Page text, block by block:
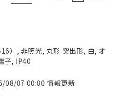
）, 非照光, 丸形 突出形, 白, オ
子, IP40
08/07 00:00 情報更新